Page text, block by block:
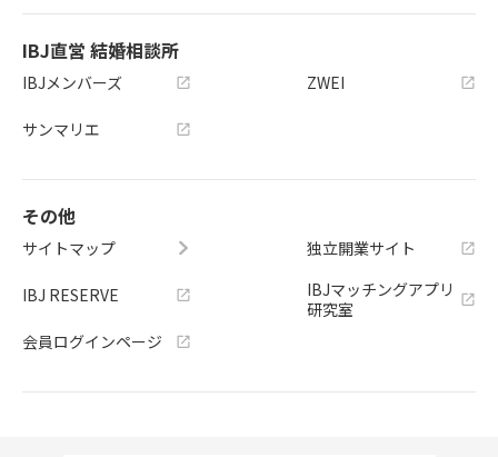
IBJ直営 結婚相談所
IBJメンバーズ
サンマリエ
ZWEI
その他
サイトマップ
IBJ RESERVE
会員ログインページ
独立開業サイト
IBJマッチングアプリ
研究室